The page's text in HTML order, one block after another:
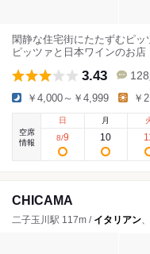
閑静な住宅街にたたずむピッ
ピッツァと日本ワインのお店
3.43 128
￥4,000～￥4,999 ￥
空席
情報
日
8/9
月
10
CHICAMA
二子玉川駅 117m / イタリアン